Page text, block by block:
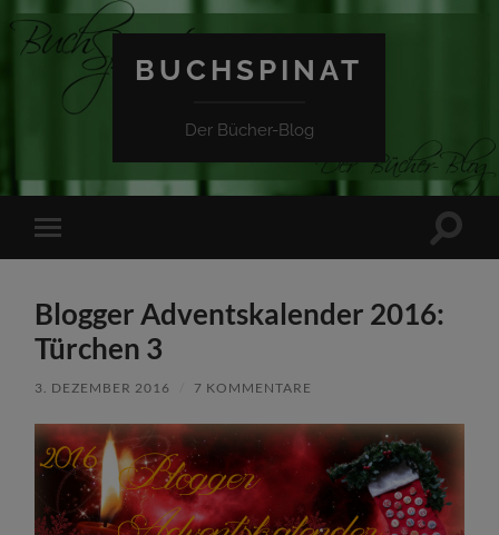
BUCHSPINAT
Der Bücher-Blog
Mobile-
Menü
Blogger Adventskalender 2016:
Türchen 3
3. DEZEMBER 2016 7 KOMMENTARE